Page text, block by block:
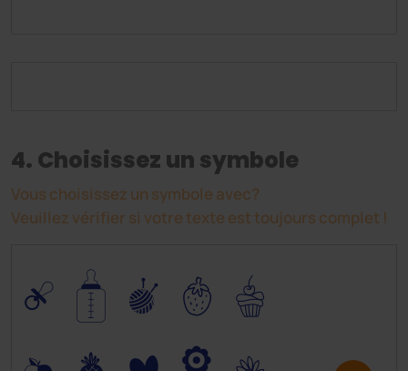
4. Choisissez un symbole
Vous choisissez un symbole avec?
Veuillez vérifier si votre texte est toujours complet !
0 / I 5 6